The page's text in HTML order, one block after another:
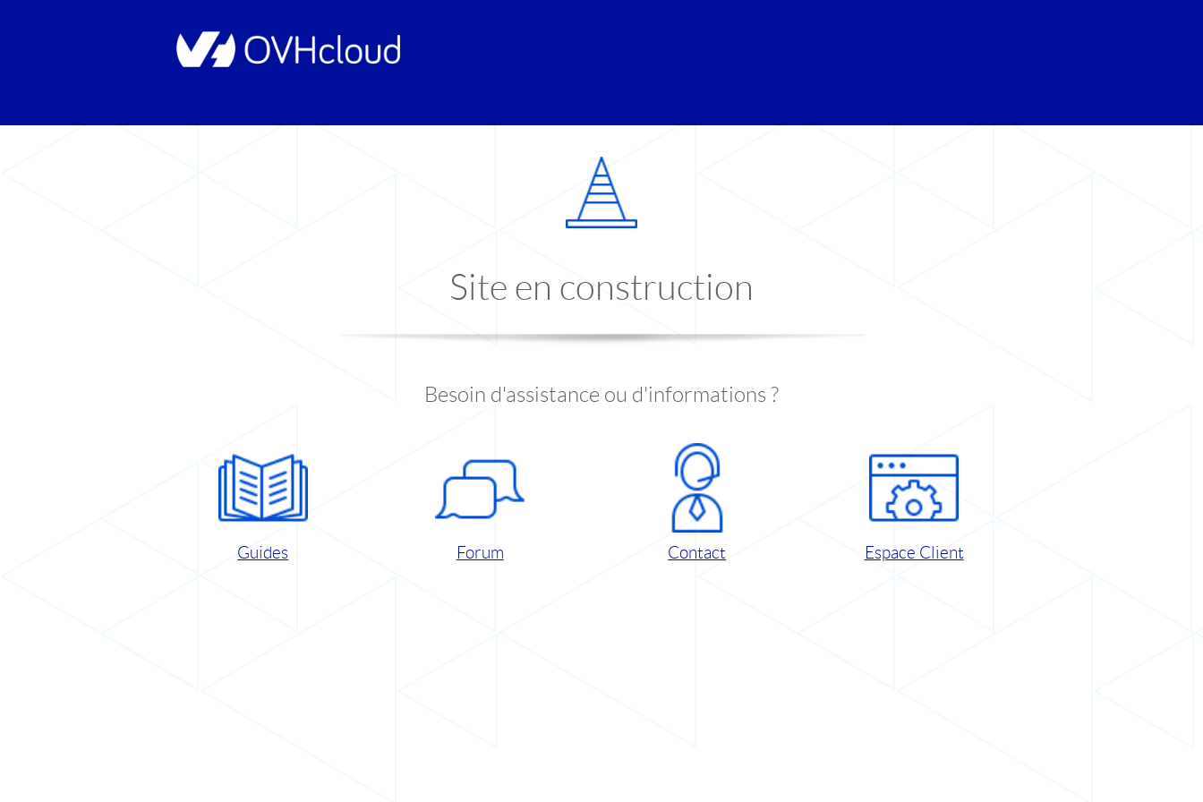
Site en construction
Besoin d'assistance ou d'informations ?
Guides Forum Contact Espace Client